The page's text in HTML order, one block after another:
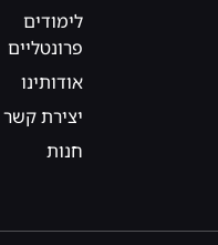
לימודים
פרונטליים
אודותינו
יצירת קשר
חנות